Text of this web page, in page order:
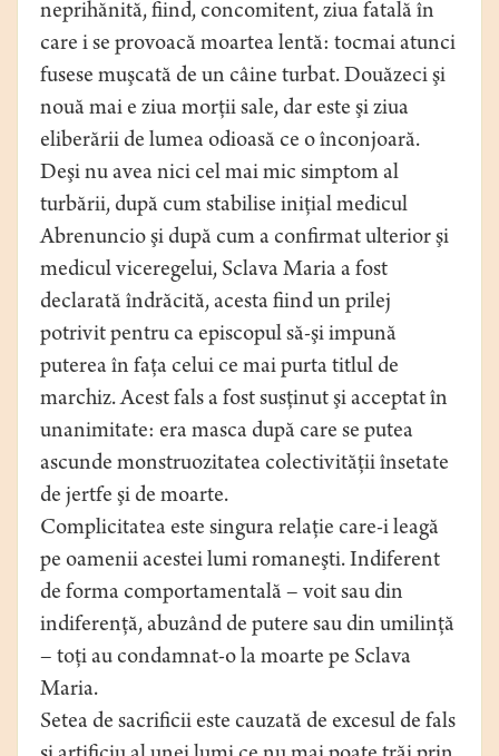
neprihănită, fiind, concomitent, ziua fatală în
care i se provoacă moartea lentă: tocmai atunci
fusese muşcată de un câine turbat. Douăzeci şi
nouă mai e ziua morţii sale, dar este şi ziua
eliberării de lumea odioasă ce o înconjoară.
Deşi nu avea nici cel mai mic simptom al
turbării, după cum stabilise iniţial medicul
Abrenuncio şi după cum a confirmat ulterior şi
medicul viceregelui, Sclava Maria a fost
declarată îndrăcită, acesta fiind un prilej
potrivit pentru ca episcopul să-şi impună
puterea în faţa celui ce mai purta titlul de
marchiz. Acest fals a fost susţinut şi acceptat în
unanimitate: era masca după care se putea
ascunde monstruozitatea colectivităţii însetate
de jertfe şi de moarte.
Complicitatea este singura relaţie care-i leagă
pe oamenii acestei lumi romaneşti. Indiferent
de forma comportamentală – voit sau din
indiferenţă, abuzând de putere sau din umilinţă
– toţi au condamnat-o la moarte pe Sclava
Maria.
Setea de sacrificii este cauzată de excesul de fals